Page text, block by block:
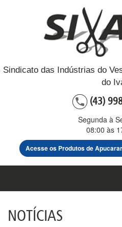
Sindicato das Indústrias do
do
(43)
Segunda à
08:00 às
Acesse os Produtos de
NOTÍCIAS